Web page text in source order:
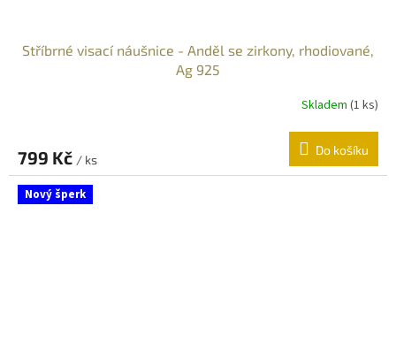
Stříbrné visací náušnice - Anděl se zirkony, rhodiované,
Ag 925
Skladem (1 ks)
799 Kč / ks
Do košíku
Nový šperk